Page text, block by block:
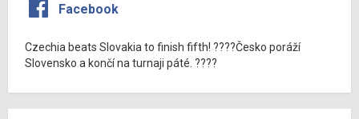
Facebook
Czechia beats Slovakia to finish fifth! ????Česko poráží
Slovensko a končí na turnaji páté. ????